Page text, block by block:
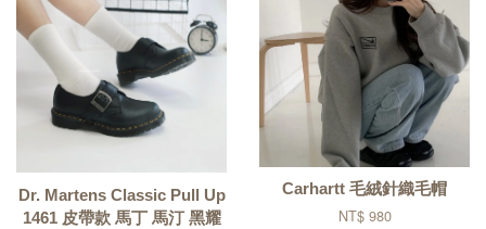
Dr. Martens Classic Pull Up
1461 皮帶款 馬丁 馬汀 黑耀
Carhartt 毛絨針織毛帽
NT$ 980